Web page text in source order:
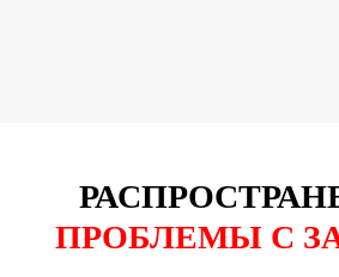
ПРОБЛЕМЫ С